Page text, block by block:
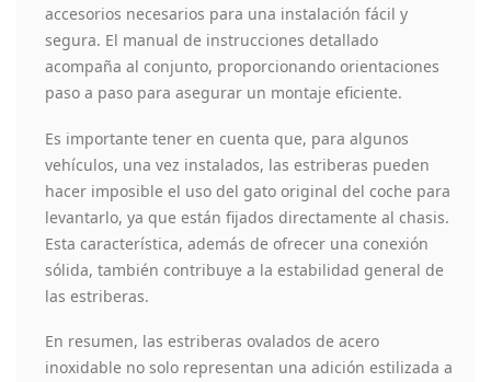
accesorios necesarios para una instalación fácil y
segura. El manual de instrucciones detallado
acompaña al conjunto, proporcionando orientaciones
paso a paso para asegurar un montaje eficiente.
Es importante tener en cuenta que, para algunos
vehículos, una vez instalados, las estriberas pueden
hacer imposible el uso del gato original del coche para
levantarlo, ya que están fijados directamente al chasis.
Esta característica, además de ofrecer una conexión
sólida, también contribuye a la estabilidad general de
las estriberas.
En resumen, las estriberas ovalados de acero
inoxidable no solo representan una adición estilizada a